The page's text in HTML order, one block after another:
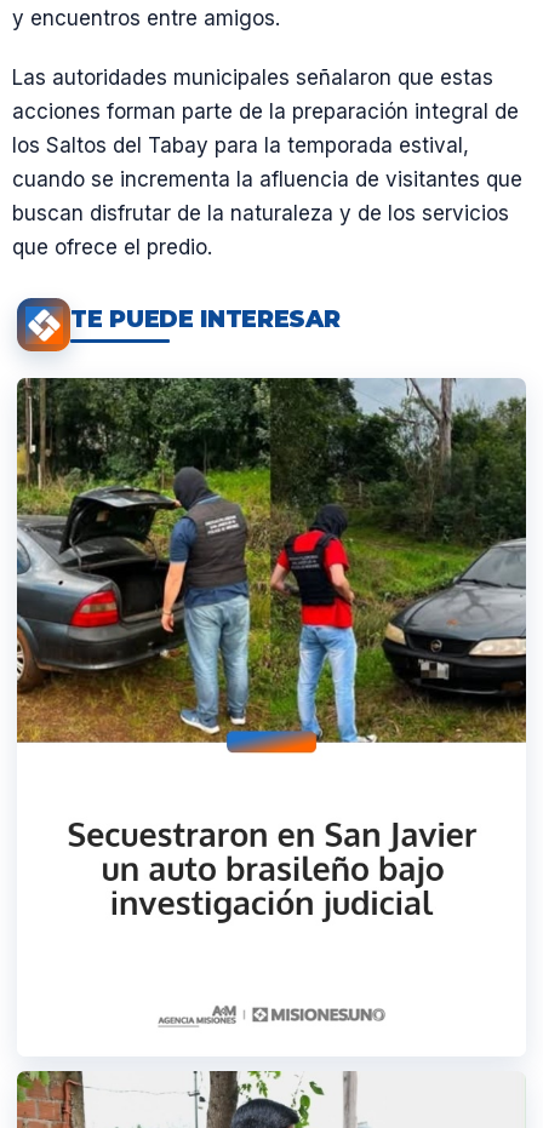
y encuentros entre amigos.
Las autoridades municipales señalaron que estas
acciones forman parte de la preparación integral de
los Saltos del Tabay para la temporada estival,
cuando se incrementa la afluencia de visitantes que
buscan disfrutar de la naturaleza y de los servicios
que ofrece el predio.
TE PUEDE INTERESAR